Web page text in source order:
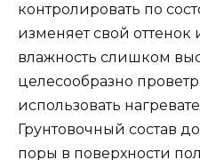
контролировать по
изменяет свой оттенок
влажность слишком
целесообразно
использовать
Грунтовочный состав
поры в поверхности